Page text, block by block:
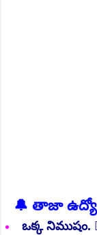
🔔 తాజా
ఒక్క
👆Online